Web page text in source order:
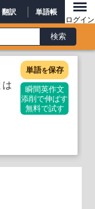
翻訳 単語帳
ログイン
は
単語を保存
瞬間英作文
添削で伸ばす
無料で試す